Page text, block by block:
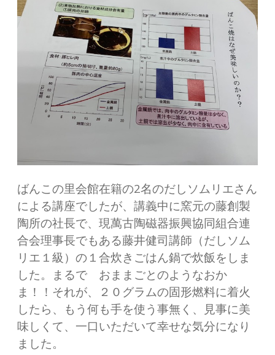
ばんこの里会館在籍の2名のだしソムリエさん
による講座でしたが、講義中に窯元の藤創製
陶所の社長で、現萬古陶磁器振興協同組合連
合会理事長でもある藤井健司講師（だしソム
リエ１級）の１合炊きごはん鍋で炊飯をしま
した。まるで おままごとのようなおか
ま！！それが、２０グラムの固形燃料に着火
したら、もう何も手を使う事無く、見事に美
味しくて、一口いただいて幸せな気分になり
ました。